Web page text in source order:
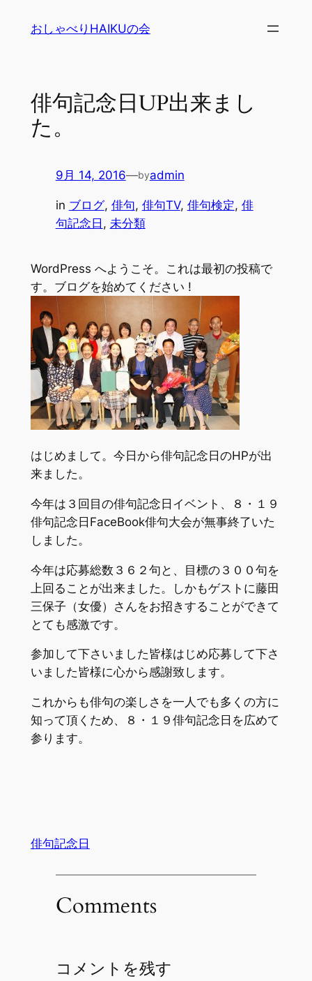
おしゃべりHAIKUの会
俳句記念日UP出来まし
た。
9月 14, 2016—byadmin
in ブログ, 俳句, 俳句TV, 俳句検定, 俳
句記念日 , 未分類
WordPress へようこそ。これは最初の投稿で
す。ブログを始めてください !
はじめまして。今日から俳句記念日のHPが出
来ました。
今年は３回目の俳句記念日イベント、８・１９
俳句記念日FaceBook俳句大会が無事終了いた
しました。
今年は応募総数３６２句と、目標の３００句を
上回ることが出来ました。しかもゲストに藤田
三保子（女優）さんをお招きすることができて
とても感激です。
参加して下さいました皆様はじめ応募して下さ
いました皆様に心から感謝致します。
これからも俳句の楽しさを一人でも多くの方に
知って頂くため、８・１９俳句記念日を広めて
参ります。
俳句記念日
Comments
コメントを残す